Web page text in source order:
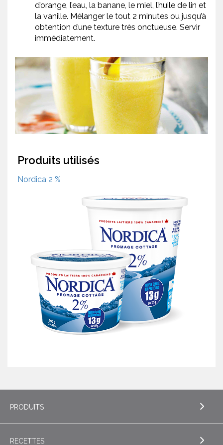
d’orange, l’eau, la banane, le miel, l’huile de lin et
la vanille. Mélanger le tout 2 minutes ou jusqu’à
obtention d’une texture très onctueuse. Servir
immédiatement.
Produits utilisés
Nordica 2 %
PRODUITS
RECETTES